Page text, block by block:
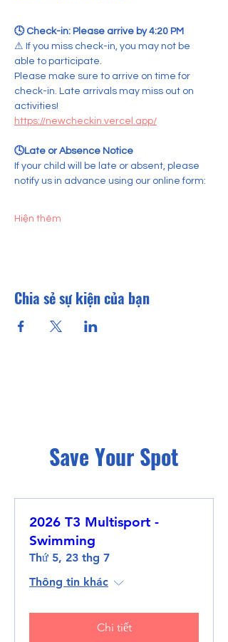
🕓 Check-in: Please arrive by 4:20 PM
⚠ If you miss check-in, you may not be
able to participate.
Please make sure to arrive on time for
check-in. Late arrivals may miss out on
activities!
https://newcheckin.vercel.app/
🕓Late or Absence Notice
If your child will be late or absent, please
notify us in advance using our online form:
Hiện thêm
Chia sẻ sự kiện của bạn
Save Your Spot
2026 T3 Multisport -
Swimming
Thứ 5, 23 thg 7
Thông tin khác
Chi tiết